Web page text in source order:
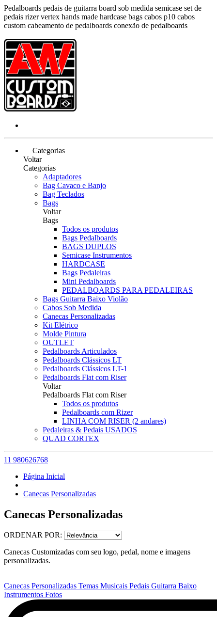
Pedalboards pedais de guitarra board sob medida semicase set de
pedais rizer vertex hands made hardcase bags cabos p10 cabos
custom cabeamento de pedalboards conexão de pedalboards
Categorias
Voltar
Categorias
Adaptadores
Bag Cavaco e Banjo
Bag Teclados
Bags
Voltar
Bags
Todos os produtos
Bags Pedalboards
BAGS DUPLOS
Semicase Instrumentos
HARDCASE
Bags Pedaleiras
Mini Pedalboards
PEDALBOARDS PARA PEDALEIRAS
Bags Guitarra Baixo Violão
Cabos Sob Medida
Canecas Personalizadas
Kit Elétrico
Molde Pintura
OUTLET
Pedalboards Articulados
Pedalboards Clássicos LT
Pedalboards Clássicos LT-1
Pedalboards Flat com Riser
Voltar
Pedalboards Flat com Riser
Todos os produtos
Pedalboards com Rizer
LINHA COM RISER (2 andares)
Pedaleiras & Pedais USADOS
QUAD CORTEX
11 980626768
Página Inicial
Canecas Personalizadas
Canecas Personalizadas
ORDENAR POR:
Canecas Customizadas com seu logo, pedal, nome e imagens
personalizadas.
Canecas Personalizadas Temas Musicais Pedais Guitarra Baixo
Instrumentos Fotos